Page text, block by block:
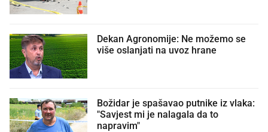
Dekan Agronomije: Ne možemo se
više oslanjati na uvoz hrane
Božidar je spašavao putnike iz vlaka:
"Savjest mi je nalagala da to
napravim"